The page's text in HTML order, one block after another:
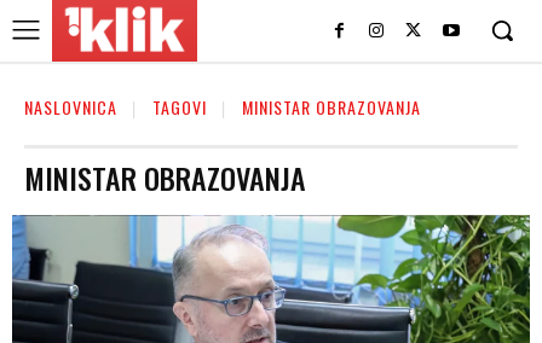
NASLOVNICA TAGOVI MINISTAR OBRAZOVANJA
MINISTAR OBRAZOVANJA